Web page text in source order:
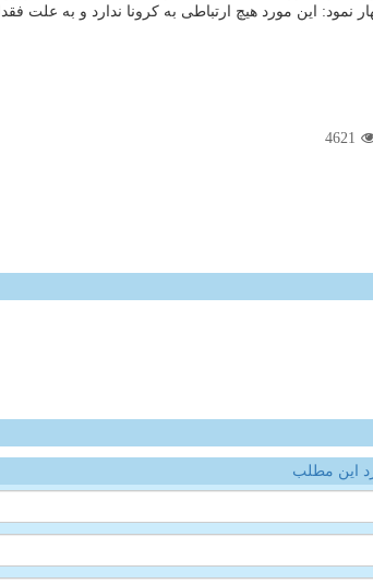
این مورد هیچ ارتباطی به كرونا ندارد و به علت
4621
این مطلب